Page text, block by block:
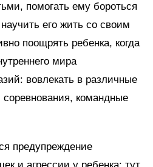
помогать ему бороться
его жить со своим
поощрять ребенка, когда
мира
вовлекать в различные
командные
предупреждение